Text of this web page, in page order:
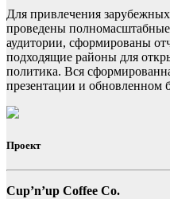
Для привлечения
проведены
аудитории, сформированы
подходящие районы для
политика. Вся
презентации и обновленном
Проект
Cup’n’up Coffee Co.